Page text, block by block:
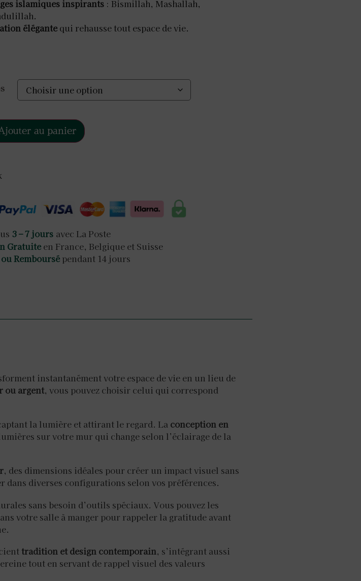
islamiques inspirants : Bismillah, Mashallah,
élégante qui rehausse tout espace de vie.
au panier
3 – 7 jours avec La Poste
Gratuite en France, Belgique et Suisse
Remboursé pendant 14 jours
instantanément votre espace de vie en un lieu de
ou argent, vous pouvez choisir celui qui correspond
la lumière et attirant le regard. La conception en
sur votre mur qui change selon l’éclairage de la
, des dimensions idéales pour créer un impact visuel sans
diverses configurations selon vos préférences.
sans besoin d’outils spéciaux. Vous pouvez les
votre salle à manger pour rappeler la gratitude avant
tradition et design contemporain, s’intégrant aussi
tout en servant de rappel visuel des valeurs